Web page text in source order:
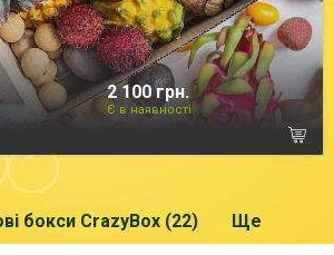
2 100 грн.
Є в наявності
бокси CrazyBox (22) Ще